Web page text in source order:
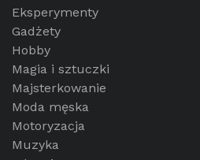
Eksperymenty
Gadżety
Hobby
Magia i sztuczki
Majsterkowanie
Moda męska
Motoryzacja
Muzyka